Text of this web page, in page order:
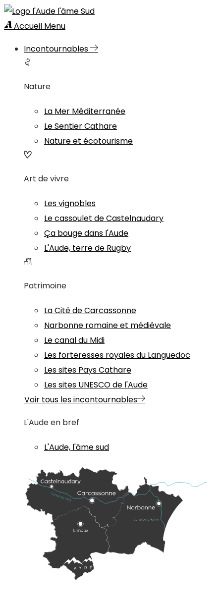
Accueil Menu
Incontournables
Nature
La Mer Méditerranée
Le Sentier Cathare
Nature et écotourisme
Art de vivre
Les vignobles
Le cassoulet de Castelnaudary
Ça bouge dans l'Aude
L'Aude, terre de Rugby
Patrimoine
La Cité de Carcassonne
Narbonne romaine et médiévale
Le canal du Midi
Les forteresses royales du Languedoc
Les sites Pays Cathare
Les sites UNESCO de l'Aude
Voir tous les incontournables
L'Aude en bref
L'Aude, l'âme sud